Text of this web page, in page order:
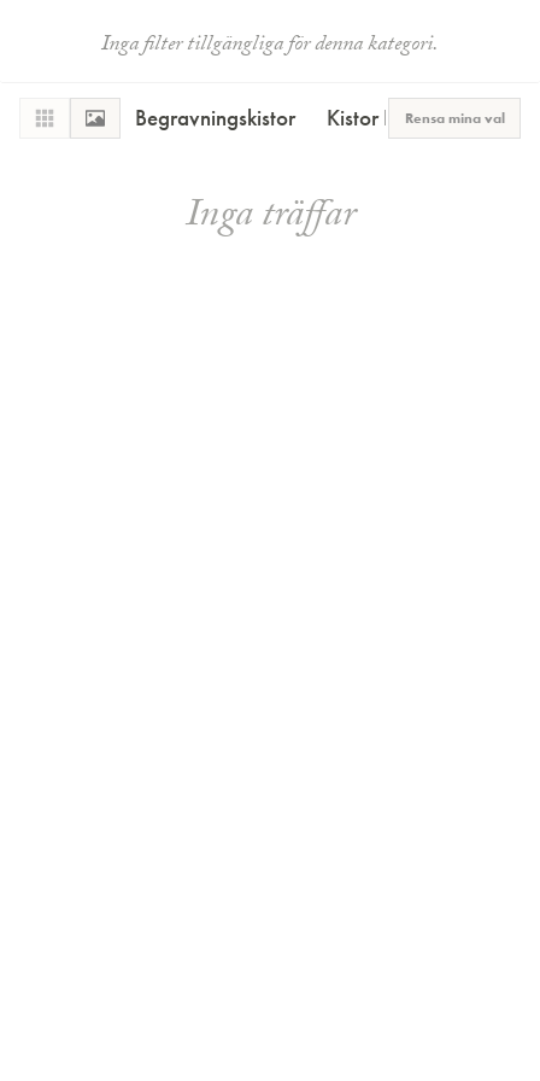
Inga filter tillgängliga för denna kategori.
Begravningskistor Kistor PlusRensa mina val
Inga träffar